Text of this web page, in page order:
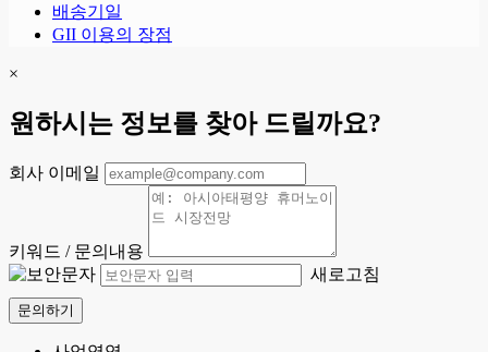
배송기일
GII 이용의 장점
×
원하시는 정보를 찾아 드릴까요?
회사 이메일
키워드 / 문의내용
새로고침
문의하기